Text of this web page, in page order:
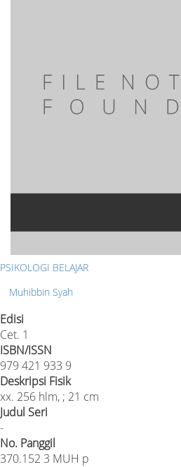
PSIKOLOGI BELAJAR
Muhibbin Syah
Edisi
Cet. 1
ISBN/ISSN
979 421 933 9
Deskripsi Fisik
xx. 256 hlm, ; 21 cm
Judul Seri
-
No. Panggil
370.152 3 MUH p